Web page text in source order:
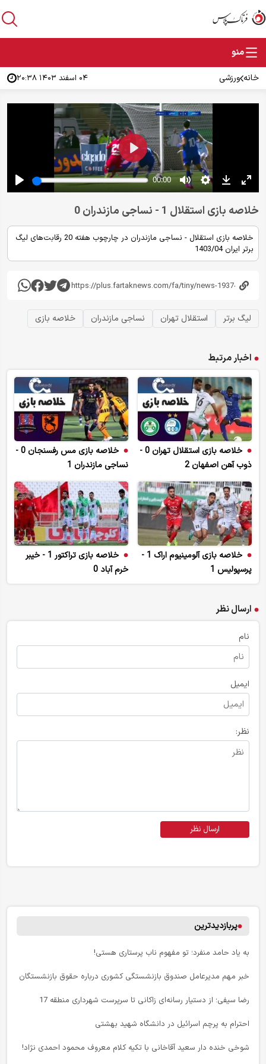
خانه ورزشی ۰۴ اسفند ۱۴۰۳ ۲۰:۳۸
خلاصه بازی استقلال 1 - نساجی مازندران 0
خلاصه بازی استقلال - نساجی مازندران در چارچوب هفته 20 رقابت‌های لیگ
برتر ایران 1403/04
لیگ برتر استقلال تهران نساجی مازندران خلاصه بازی
اخبار مرتبط
خلاصه بازی استقلال تهران 0 -
ذوب آهن اصفهان 2
خلاصه بازی مس رفسنجان 0 -
نساجی مازندران 1
خلاصه بازی آلومینیوم اراک 1 -
پرسپولیس 1
خلاصه بازی تراکتور 1 - خیبر
خرم آباد 0
ارسال نظر
نام
ایمیل
نظر:
ارسال نظر
پربازدیدترین
به یاد حامد منفرد؛ تو مفهوم ناب پرستاری هستی!
خبر مهم مدیرعامل صندوق بازنشستگی کشوری درباره حقوق بازنشستگان
رضا سیفی؛ از دستیار رسانه‌ای زاکانی تا سرپرست شهرداری منطقه 17
احترام به پرچم اسرائیل در دانشگاه شهید بهشتی
شوخی خنده دار سعید آقاخانی با تکیه کلام معروف محمود احمدی نژاد!